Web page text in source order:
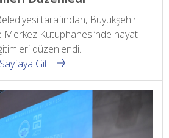
tarafından, Büyükşehir
Merkez Kütüphanesi’nde hayat
düzenlendi.
Sayfaya Git